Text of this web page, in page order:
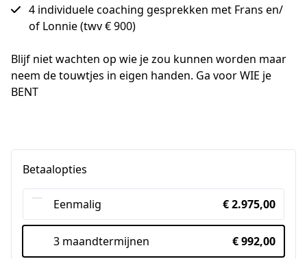
4 individuele coaching gesprekken met Frans en/
of Lonnie (twv € 900)
Blijf niet wachten op wie je zou kunnen worden maar
neem de touwtjes in eigen handen. Ga voor WIE je
BENT
Betaalopties
Eenmalig € 2.975,00
3 maandtermijnen € 992,00